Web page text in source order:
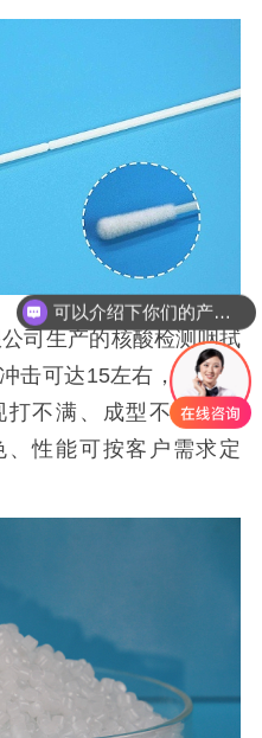
司生产的核酸检测咽拭
击可达15左右，流动性
不满、成型不好的问
性能可按客户需求定
可以介绍下你们的产品么